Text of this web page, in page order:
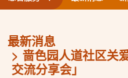
最新消息
啬色园人道社区关
交流分享会」